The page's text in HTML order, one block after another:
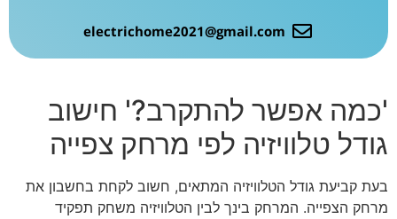
electrichome2021@gmail.com
'כמה אפשר להתקרב?' חישוב
גודל טלוויזיה לפי מרחק צפייה
בעת קביעת גודל הטלוויזיה המתאים, חשוב לקחת בחשבון את
מרחק הצפייה. המרחק בינך לבין הטלוויזיה משחק תפקיד